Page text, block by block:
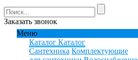
Заказать звонок
Меню
Каталог Каталог
Сантехника Комплектующие